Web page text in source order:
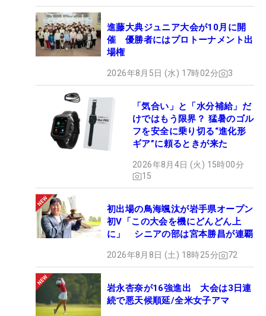
進藤大典ジュニア大会が10月に開
催 優勝者にはプロトーナメント出
場権
2026年8月5日 (水) 17時02分 3
「気合い」と「水分補給」だ
けではもう限界？ 猛暑のゴル
フを安全に乗り切る“進化形
ギア”に頼るときが来た
2026年8月4日 (火) 15時00分
15
初出場の鳥海颯汰が岩手県オープン
初V「この大会を機にどんどん上
に」 シニアの部は宮本勝昌が連覇
2026年8月8日 (土) 18時25分 72
岩永杏奈が16強進出 大会は3日連
続で悪天候順延/全米女子アマ